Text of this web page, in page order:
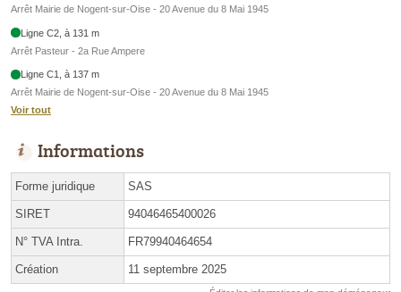
Arrêt Mairie de Nogent-sur-Oise - 20 Avenue du 8 Mai 1945
Ligne C2, à 131 m
Arrêt Pasteur - 2a Rue Ampere
Ligne C1, à 137 m
Arrêt Mairie de Nogent-sur-Oise - 20 Avenue du 8 Mai 1945
Voir tout
Informations
Forme juridique SAS
SIRET 94046465400026
N° TVA Intra. FR79940464654
Création 11 septembre 2025